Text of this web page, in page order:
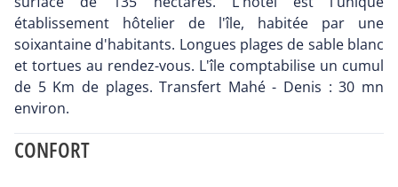
établissement hôtelier de l'île, habitée par une
soixantaine d'habitants. Longues plages de sable blanc
et tortues au rendez-vous. L'île comptabilise un cumul
de 5 Km de plages. Transfert Mahé - Denis : 30 mn
environ.
CONFORT